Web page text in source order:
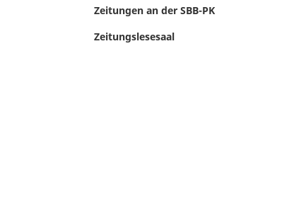
Zeitungen an der SBB-PK
Zeitungslesesaal